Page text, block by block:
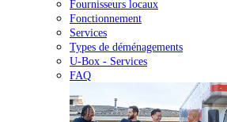
Fournisseurs locaux
Fonctionnement
Services
Types de déménagements
U-Box - Services
FAQ